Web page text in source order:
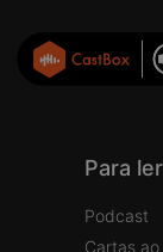
Para
Podcast
Cartas